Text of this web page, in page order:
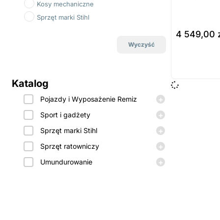
Kosy mechaniczne
Sprzęt marki Stihl
Wyczyść
Katalog
Pojazdy i Wyposażenie Remiz +
Sport i gadżety +
Sprzęt marki Stihl +
Sprzęt ratowniczy +
Umundurowanie +
4 549,00